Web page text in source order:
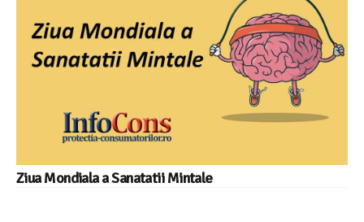
Ziua Mondiala a Sanatatii Mintale